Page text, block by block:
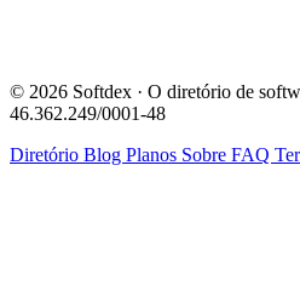
© 2026 Softdex · O diretório de
46.362.249/0001-48
Diretório Blog Planos Sobre FAQ